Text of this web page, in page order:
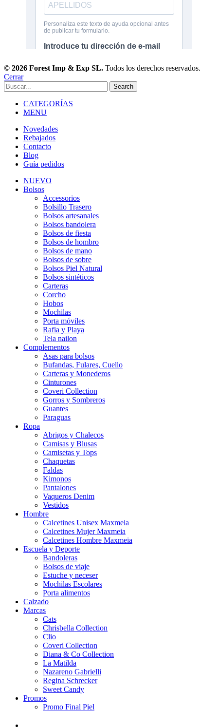
© 2026 Forest Imp & Exp SL. Todos los derechos reservados.
Cerrar
Search
CATEGORÍAS
MENU
Novedades
Rebajados
Contacto
Blog
Guía pedidos
NUEVO
Bolsos
Accessorios
Bolsillo Trasero
Bolsos artesanales
Bolsos bandolera
Bolsos de fiesta
Bolsos de hombro
Bolsos de mano
Bolsos de sobre
Bolsos Piel Natural
Bolsos sintéticos
Carteras
Corcho
Hobos
Mochilas
Porta móviles
Rafia y Playa
Tela nailon
Complementos
Asas para bolsos
Bufandas, Fulares, Cuello
Carteras y Monederos
Cinturones
Coveri Collection
Gorros y Sombreros
Guantes
Paraguas
Ropa
Abrigos y Chalecos
Camisas y Blusas
Camisetas y Tops
Chaquetas
Faldas
Kimonos
Pantalones
Vaqueros Denim
Vestidos
Hombre
Calcetines Unisex Maxmeia
Calcetines Mujer Maxmeia
Calcetines Hombre Maxmeia
Escuela y Deporte
Bandoleras
Bolsos de viaje
Estuche y neceser
Mochilas Escolares
Porta alimentos
Calzado
Marcas
Cats
Chrisbella Collection
Clio
Coveri Collection
Diana & Co Collection
La Matilda
Nazareno Gabrielli
Regina Schrecker
Sweet Candy
Promos
Promo Final Piel